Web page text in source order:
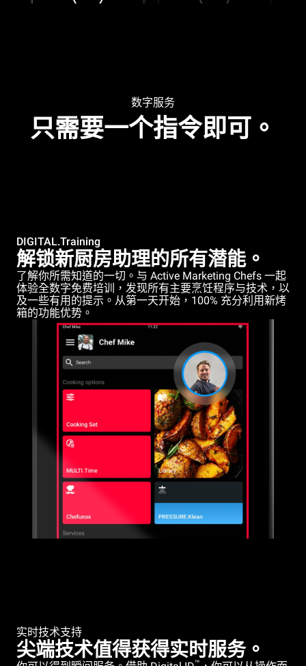
数字服务
只需要一个指令即可。
DIGITAL.Training
解锁新厨房助理的所有潜能。
了解你所需知道的一切。与 Active Marketing Chefs 一起
体验全数字免费培训，发现所有主要烹饪程序与技术，以
及一些有用的提示。从第一天开始，100% 充分利用新烤
箱的功能优势。
实时技术支持
尖端技术值得获得实时服务。
™